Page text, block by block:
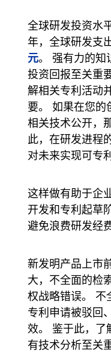
全球研发投资水
年，全球研发支
元。 强有力的知
投资回报至关重
解相关专利活动
要。 如果在您的
相关技术公开，
此，在研发进程
对未来实现可专
这样做有助于企
开发和专利起草
避免浪费研发经费
新发明产品上市
大，不全面的检
权战略错误。 不
专利申请被驳回
效。 鉴于此，了
有技术分析至关